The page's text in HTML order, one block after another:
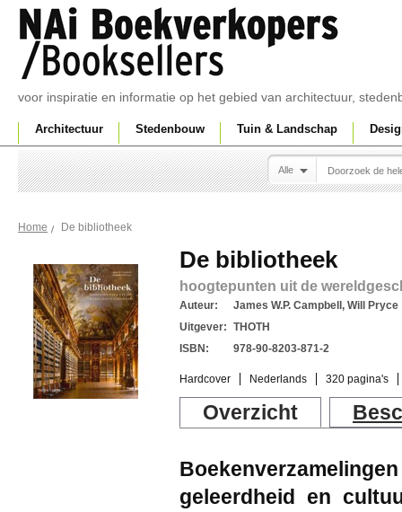
voor inspiratie en informatie op het gebied van architectuur,
Architectuur Stedenbouw Tuin & Landschap
Alle
Home De bibliotheek
De bibliotheek
hoogtepunten uit de
Auteur:
James W.P. Campbell, Will Pryce
Uitgever: THOTH
ISBN:
978-90-8203-871-2
Hardcover Nederlands 320 pagina's
Overzicht
geleerdheid en